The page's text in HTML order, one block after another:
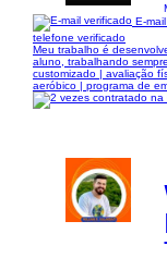
E-
telefone verificado
Meu trabalho é
aluno, trabalhando
customizado | avaliação
aeróbico | programa de